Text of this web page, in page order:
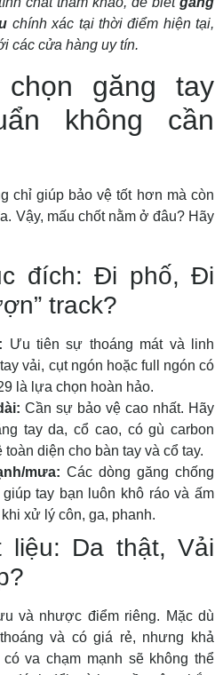
chính xác tại thời điểm hiện tại,
các cửa hàng uy tín.
găng tay
không cần
chỉ giúp bảo vệ tốt hơn mà còn
Vậy, mấu chốt nằm ở đâu? Hãy
đích: Đi phố, Đi
track?
Ưu tiên sự thoáng mát và linh
vải, cụt ngón hoặc full ngón có
là lựa chọn hoàn hảo.
Cần sự bảo vệ cao nhất. Hãy
tay da, cổ cao, có gù carbon
diện cho bàn tay và cổ tay.
mưa: Các dòng găng chống
tay bạn luôn khô ráo và ấm
xử lý côn, ga, phanh.
liệu: Da thật, Vải
và nhược điểm riêng. Mặc dù
và có giá rẻ, nhưng khả
va chạm mạnh sẽ không thể